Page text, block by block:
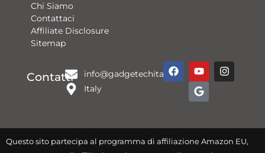
Chi Siamo
Contattaci​
Affiliate Disclosure
Sitemap
Contatti
info@gadgetechitalia.it
Italy
F
a
c
o
k
Y
o
u
t
u
e
I
n
s
r
m
G
o
o
g
l
Questo sito partecipa al programma di affiliazione Amazon EU,